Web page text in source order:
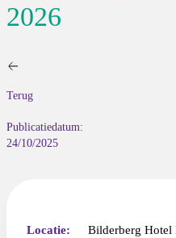
2026
Terug
Publicatiedatum:
24/10/2025
Locatie: Bilderberg Hotel